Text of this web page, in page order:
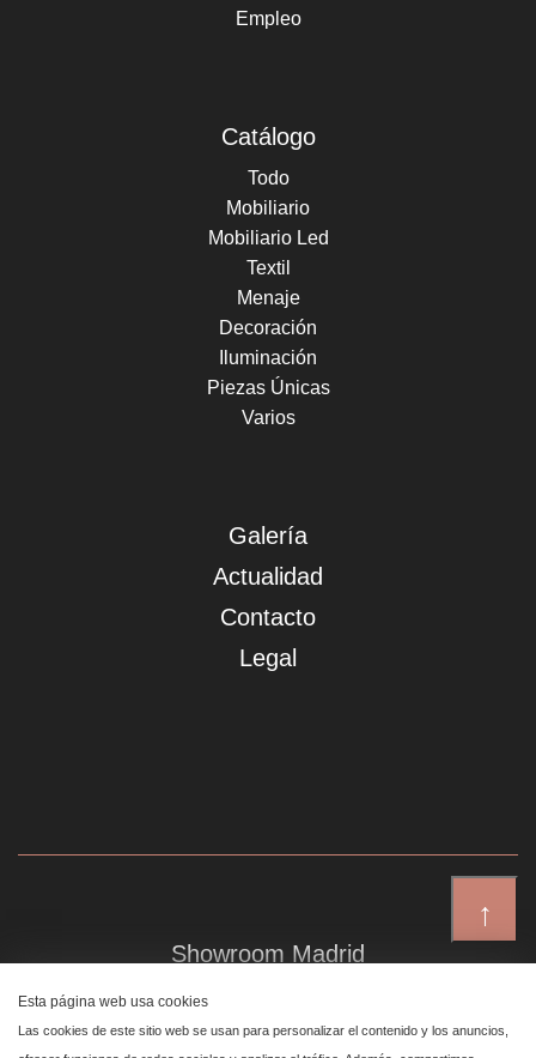
↑
Empleo
Catálogo
Todo
Mobiliario
Mobiliario Led
Textil
Menaje
Decoración
Iluminación
Piezas Únicas
Varios
Galería
Actualidad
Contacto
Legal
Showroom Madrid
Plaza de Canalejas 6, 4 izq
Centro, 28014 Madrid
Esta página web usa cookies
Las cookies de este sitio web se usan para personalizar el contenido y los anuncios,